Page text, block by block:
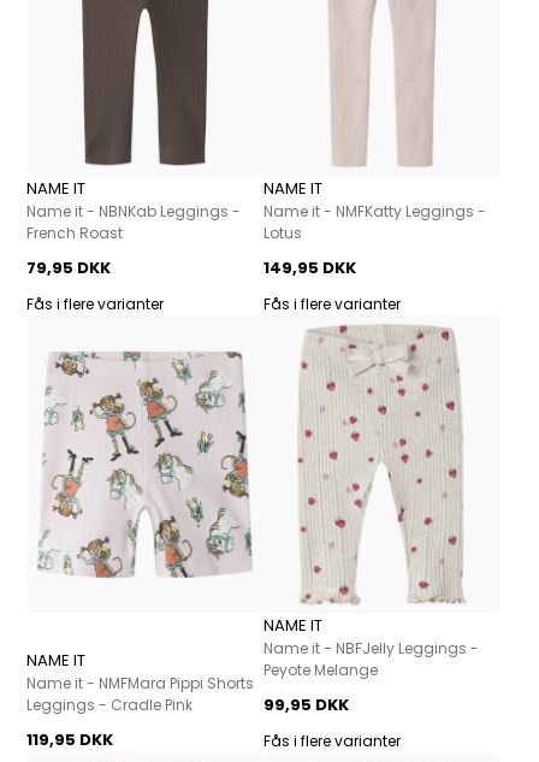
NAME IT
Name it - NBNKab Leggings -
French Roast
79,95 DKK
Fås i flere varianter
NAME IT
Name it - NMFKatty Leggings -
Lotus
149,95 DKK
Fås i flere varianter
NAME IT
Name it - NMFMara Pippi Shorts
Leggings - Cradle Pink
119,95 DKK
NAME IT
Name it - NBFJelly Leggings -
Peyote Melange
99,95 DKK
Fås i flere varianter